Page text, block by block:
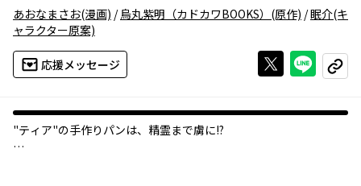
あおなまさお(漫画) /烏丸紫明（カドカワBOOKS） (原作) /眠介(キ
ャラクター原案)
応援メッセージ Xで投稿する
ライン
コピー
"ティア"の手作りパンは、精霊まで虜に!?